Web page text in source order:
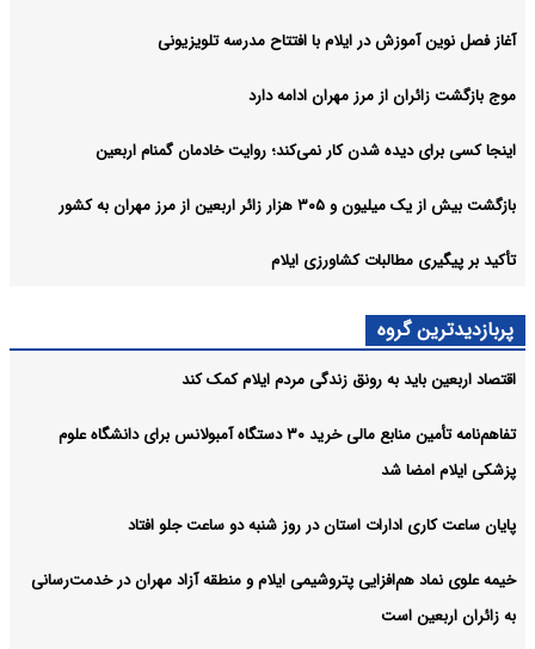
آغاز فصل نوین آموزش در ایلام با افتتاح مدرسه تلویزیونی
موج بازگشت زائران از مرز مهران ادامه دارد
اینجا کسی برای دیده شدن کار نمی‌کند؛ روایت خادمان گمنام اربعین
بازگشت بیش از یک میلیون و ۳۰۵ هزار زائر اربعین از مرز مهران به کشور
تأکید بر پیگیری مطالبات کشاورزی ایلام
پربازدیدترین گروه
اقتصاد اربعین باید به رونق زندگی مردم ایلام کمک کند
تفاهم‌نامه تأمین منابع مالی خرید ۳۰ دستگاه آمبولانس برای دانشگاه علوم
پزشکی ایلام امضا شد
پایان ساعت کاری ادارات استان در روز شنبه دو ساعت جلو افتاد
خیمه علوی نماد هم‌افزایی پتروشیمی ایلام و منطقه آزاد مهران در خدمت‌رسانی
به زائران اربعین است